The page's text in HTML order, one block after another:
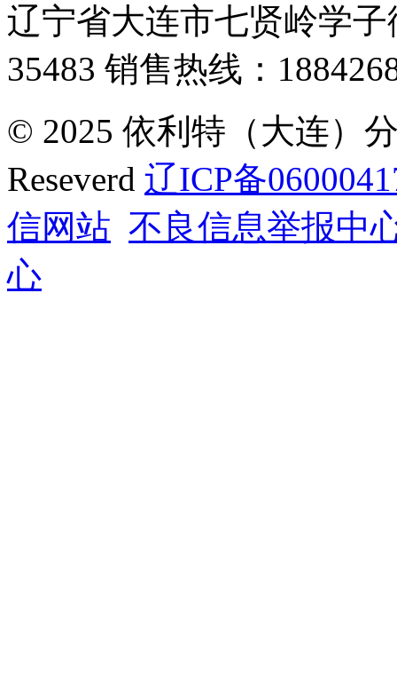
辽宁省大连市七贤岭学子
35483 销售热线：
© 2025 依利特（大连）
Reseverd 辽ICP备
信网站 不良信息举报中
心